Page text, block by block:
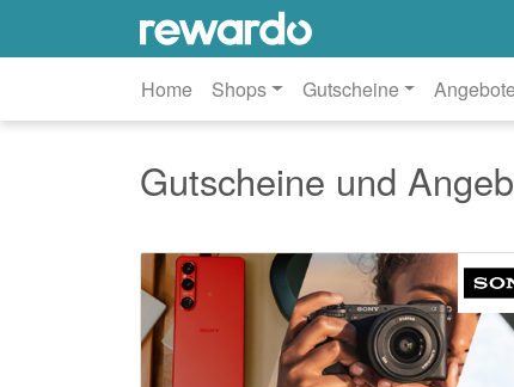
Home Shops Gutscheine Angebote
Gutscheine und